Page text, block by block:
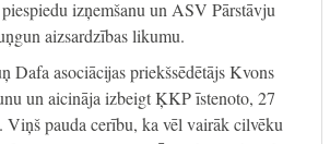
izņemšanu un ASV Pārstāvju
aizsardzības likumu.
Dafa asociācijas priekšsēdētājs Kvons
un aicināja izbeigt ĶKP īstenoto, 27
Viņš pauda cerību, ka vēl vairāk cilvēku